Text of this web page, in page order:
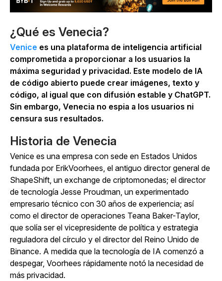
¿Qué es Venecia?
Venice es una plataforma de inteligencia artificial
comprometida a proporcionar a los usuarios la
máxima seguridad y privacidad. Este modelo de IA
de código abierto puede crear imágenes, texto y
código, al igual que con difusión estable y ChatGPT.
Sin embargo, Venecia no espia a los usuarios ni
censura sus resultados.
Historia de Venecia
Venice es una empresa con sede en Estados Unidos
fundada por ErikVoorhees, el antiguo director general de
ShapeShift, un exchange de criptomonedas; el director
de tecnología Jesse Proudman, un experimentado
empresario técnico con 30 años de experiencia; así
como el director de operaciones Teana Baker-Taylor,
que solía ser el vicepresidente de política y estrategia
reguladora del círculo y el director del Reino Unido de
Binance. A medida que la tecnología de IA comenzó a
despegar, Voorhees rápidamente notó la necesidad de
más privacidad.